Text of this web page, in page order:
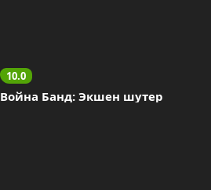
10.0
Война Банд: Экшен шутер